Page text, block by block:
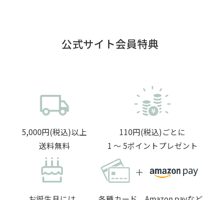
公式サイト会員特典
5,000円(税込)以上
送料無料
110円(税込)ごとに
1 〜 5ポイントプレゼント